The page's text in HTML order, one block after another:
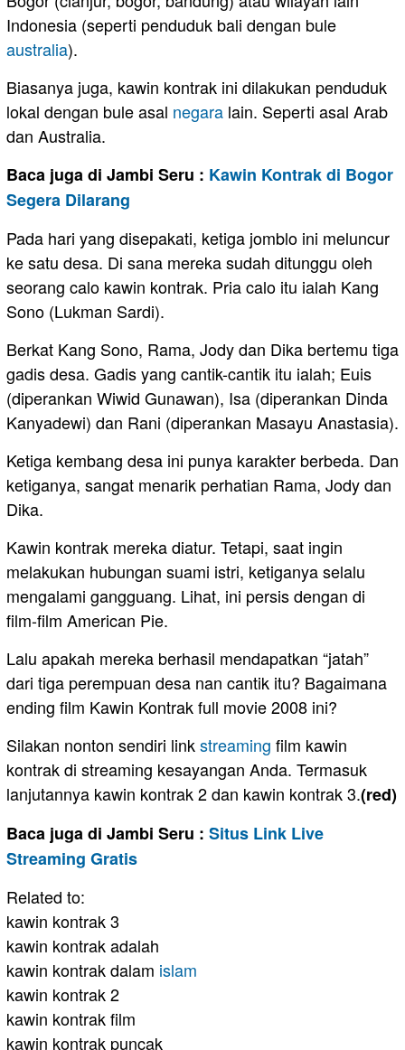
Indonesia (seperti penduduk bali dengan bule
australia).
Biasanya juga, kawin kontrak ini dilakukan penduduk
lokal dengan bule asal negara lain. Seperti asal Arab
dan Australia.
Baca juga di Jambi Seru : Kawin Kontrak di Bogor
Segera Dilarang
Pada hari yang disepakati, ketiga jomblo ini meluncur
ke satu desa. Di sana mereka sudah ditunggu oleh
seorang calo kawin kontrak. Pria calo itu ialah Kang
Sono (Lukman Sardi).
Berkat Kang Sono, Rama, Jody dan Dika bertemu tiga
gadis desa. Gadis yang cantik-cantik itu ialah; Euis
(diperankan Wiwid Gunawan), Isa (diperankan Dinda
Kanyadewi) dan Rani (diperankan Masayu Anastasia).
Ketiga kembang desa ini punya karakter berbeda. Dan
ketiganya, sangat menarik perhatian Rama, Jody dan
Dika.
Kawin kontrak mereka diatur. Tetapi, saat ingin
melakukan hubungan suami istri, ketiganya selalu
mengalami gangguang. Lihat, ini persis dengan di
film-film American Pie.
Lalu apakah mereka berhasil mendapatkan “jatah”
dari tiga perempuan desa nan cantik itu? Bagaimana
ending film Kawin Kontrak full movie 2008 ini?
Silakan nonton sendiri linkstreaming film kawin
kontrak di streaming kesayangan Anda. Termasuk
lanjutannya kawin kontrak 2 dan kawin kontrak 3.(red)
Baca juga di Jambi Seru : Situs Link Live
Streaming Gratis
Related to:
kawin kontrak 3
kawin kontrak adalah
kawin kontrak dalam islam
kawin kontrak 2
kawin kontrak film
kawin kontrak puncak